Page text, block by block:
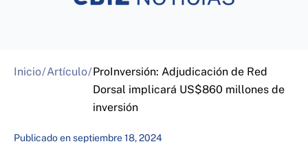
Inicio/Artículo/ProInversión: Adjudicación de Red
Dorsal implicará US$860 millones de
inversión
Publicado enseptiembre 18, 2024